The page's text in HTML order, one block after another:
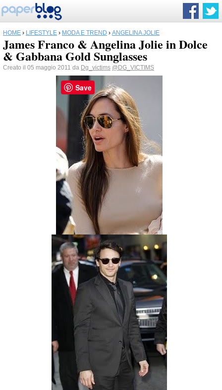
HOME › LIFESTYLE › MODA E TREND › ANGELINA JOLIE
James Franco & Angelina Jolie in Dolce
& Gabbana Gold Sunglasses
Creato il 05 maggio 2011 da Dg_victims @DG_VICTIMS
Save